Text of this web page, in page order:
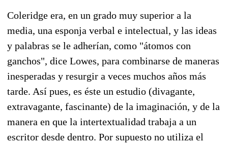
Coleridge era, en un grado muy superior a la
media, una esponja verbal e intelectual, y las ideas
y palabras se le adherían, como "átomos con
ganchos", dice Lowes, para combinarse de maneras
inesperadas y resurgir a veces muchos años más
tarde. Así pues, es éste un estudio (divagante,
extravagante, fascinante) de la imaginación, y de la
manera en que la intertextualidad trabaja a un
escritor desde dentro. Por supuesto no utiliza el